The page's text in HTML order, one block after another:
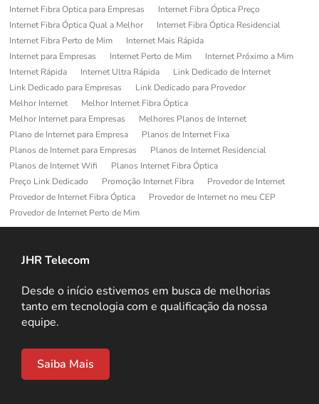
Internet Fibra Optica para Empresas
Internet Fibra Óptica Preço
Internet Fibra Óptica Qual a Melhor
Internet Fibra Óptica Residencial
Internet Fibra Perto de Mim
Internet Mais Rápida
Internet para Empresas
Internet Perto de Mim
Internet Próximo a Mim
Internet Rápida
Internet Ultra Rápida
Link Dedicado de Internet
Link Dedicado para Empresas
Link Dedicado para Provedor
Melhor Internet
Melhor Internet Fibra Óptica
Melhor Internet para Empresas
Melhores Planos de Internet
Plano de Internet para Empresa
Planos de Internet Fixa
Planos de Internet para Empresas
Planos de Internet Residencial
Planos de Internet Wifi
Planos Internet Fibra Óptica
Preço Link Dedicado
Promoção Internet Fibra
Provedor de Internet
Provedor de Internet Fibra Óptica
Provedor de Internet no meu CEP
Provedor de Internet Perto de Mim
JHR Telecom
Desde o início estivemos em busca de melhorias
tanto em tecnologia com e qualificação da nossa
equipe.
Saiba Mais